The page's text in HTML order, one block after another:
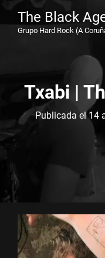
The Black
Grupo Hard Rock (A
Txabi |
Publicada el14